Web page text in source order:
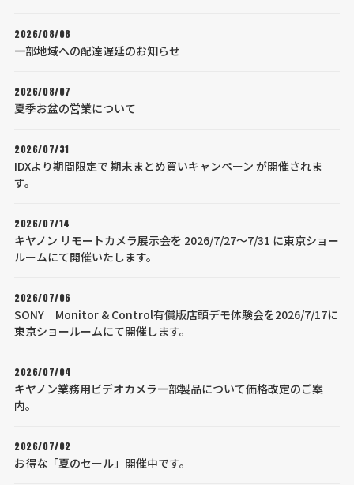
2026/08/08
一部地域への配達遅延のお知らせ
2026/08/07
夏季お盆の営業について
2026/07/31
IDXより期間限定で 期末まとめ買いキャンペーン が開催されま
す。
2026/07/14
キヤノン リモートカメラ展示会を 2026/7/27～7/31 に東京ショー
ルームにて開催いたします。
2026/07/06
SONY Monitor & Control有償版店頭デモ体験会を2026/7/17に
東京ショールームにて開催します。
2026/07/04
キヤノン業務用ビデオカメラ一部製品について価格改定のご案
内。
2026/07/02
お得な「夏のセール」開催中です。